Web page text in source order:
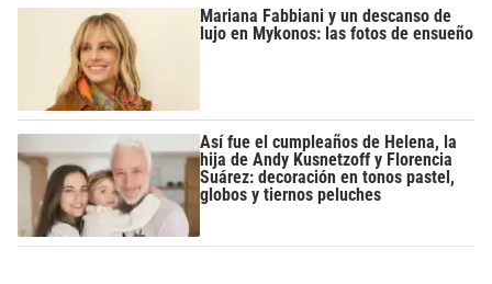
Mariana Fabbiani y un descanso de
lujo en Mykonos: las fotos de ensueño
Así fue el cumpleaños de Helena, la
hija de Andy Kusnetzoff y Florencia
Suárez: decoración en tonos pastel,
globos y tiernos peluches